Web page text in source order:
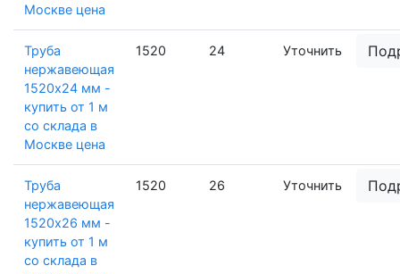
Москве цена
Труба
нержавеющая
1520х24 мм -
купить от 1 м
со склада в
Москве цена
1520 24 Уточнить
Труба
нержавеющая
1520х26 мм -
купить от 1 м
со склада в
1520 26 Уточнить